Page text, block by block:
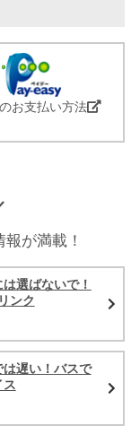
お支払い方法
が満載！
選ばないで！
ンク
遅い！バスで
ス